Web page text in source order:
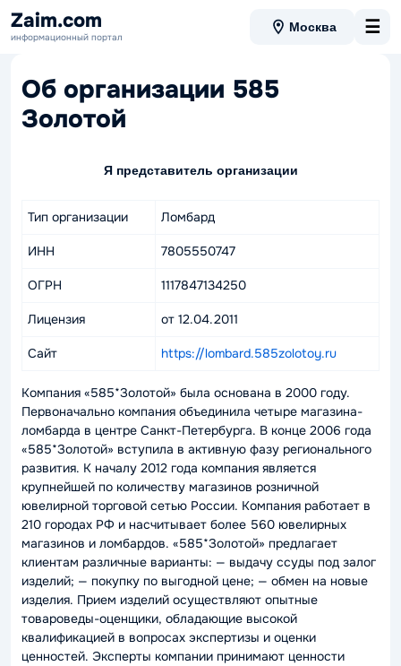
Zaim.com
информационный портал
Москва ☰
Об организации 585
Золотой
Я представитель организации
Тип организации Ломбард
ИНН 7805550747
ОГРН 1117847134250
Лицензия от 12.04.2011
Сайт https://lombard.585zolotoy.ru
Компания «585*Золотой» была основана в 2000 году.
Первоначально компания объединила четыре магазина-
ломбарда в центре Санкт-Петербурга. В конце 2006 года
«585*Золотой» вступила в активную фазу регионального
развития. К началу 2012 года компания является
крупнейшей по количеству магазинов розничной
ювелирной торговой сетью России. Компания работает в
210 городах РФ и насчитывает более 560 ювелирных
магазинов и ломбардов. «585*Золотой» предлагает
клиентам различные варианты: — выдачу ссуды под залог
изделий; — покупку по выгодной цене; — обмен на новые
изделия. Прием изделий осуществляют опытные
товароведы-оценщики, обладающие высокой
квалификацией в вопросах экспертизы и оценки
ценностей. Эксперты компании принимают ценности